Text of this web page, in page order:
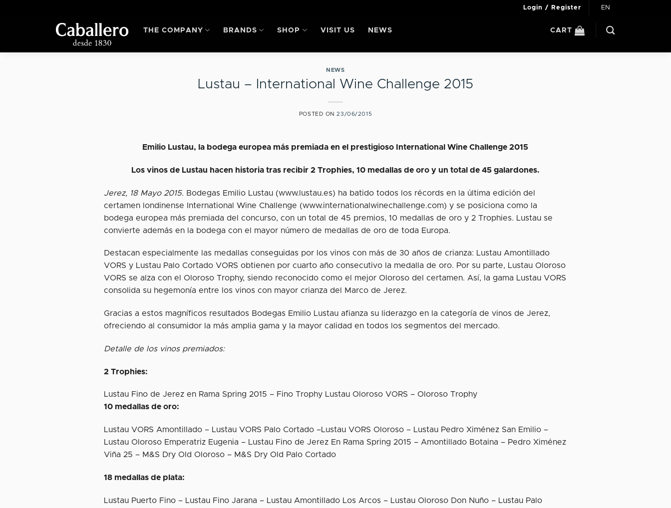
Login / Register EN
THE COMPANY BRANDS SHOP VISIT US NEWS CART
NEWS
Lustau – International Wine Challenge 2015
POSTED ON23/06/2015
Emilio Lustau, la bodega europea más premiada en el prestigioso International Wine Challenge 2015
Los vinos de Lustau hacen historia tras recibir 2 Trophies, 10 medallas de oro y un total de 45 galardones.
Jerez, 18 Mayo 2015. Bodegas Emilio Lustau (www.lustau.es) ha batido todos los récords en la última edición del
certamen londinense International Wine Challenge (www.internationalwinechallenge.com) y se posiciona como la
bodega europea más premiada del concurso, con un total de 45 premios, 10 medallas de oro y 2 Trophies. Lustau se
convierte además en la bodega con el mayor número de medallas de oro de toda Europa.
Destacan especialmente las medallas conseguidas por los vinos con más de 30 años de crianza: Lustau Amontillado
VORS y Lustau Palo Cortado VORS obtienen por cuarto año consecutivo la medalla de oro. Por su parte, Lustau Oloroso
VORS se alza con el Oloroso Trophy, siendo reconocido como el mejor Oloroso del certamen. Así, la gama Lustau VORS
consolida su hegemonía entre los vinos con mayor crianza del Marco de Jerez.
Gracias a estos magníficos resultados Bodegas Emilio Lustau afianza su liderazgo en la categoría de vinos de Jerez,
ofreciendo al consumidor la más amplia gama y la mayor calidad en todos los segmentos del mercado.
Detalle de los vinos premiados:
2 Trophies:
Lustau Fino de Jerez en Rama Spring 2015 – Fino Trophy Lustau Oloroso VORS – Oloroso Trophy
10 medallas de oro:
Lustau VORS Amontillado – Lustau VORS Palo Cortado –Lustau VORS Oloroso – Lustau Pedro Ximénez San Emilio –
Lustau Oloroso Emperatriz Eugenia – Lustau Fino de Jerez En Rama Spring 2015 – Amontillado Botaina – Pedro Ximénez
Viña 25 – M&S Dry Old Oloroso – M&S Dry Old Palo Cortado
18 medallas de plata:
Lustau Puerto Fino – Lustau Fino Jarana – Lustau Amontillado Los Arcos – Lustau Oloroso Don Nuño – Lustau Palo